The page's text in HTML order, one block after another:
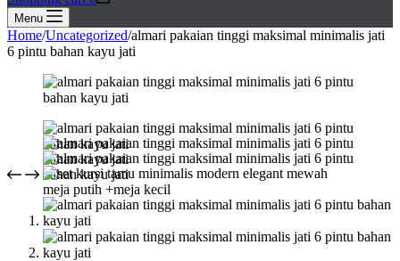
Menu
Home/Uncategorized/almari pakaian tinggi maksimal minimalis jati
6 pintu bahan kayu jati